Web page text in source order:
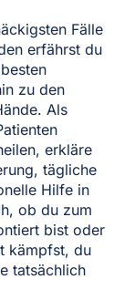
Fälle
erfährst du
zu den
Als
erkläre
tägliche
Hilfe in
ob du zum
bist oder
kämpfst, du
tatsächlich